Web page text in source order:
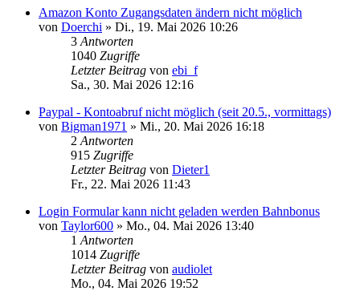
Amazon Konto Zugangsdaten ändern nicht möglich
von Doerchi » Di., 19. Mai 2026 10:26
3 Antworten
1040 Zugriffe
Letzter Beitrag von ebi_f
Sa., 30. Mai 2026 12:16
Paypal - Kontoabruf nicht möglich (seit 20.5., vormittags)
von Bigman1971 » Mi., 20. Mai 2026 16:18
2 Antworten
915 Zugriffe
Letzter Beitrag von Dieter1
Fr., 22. Mai 2026 11:43
Login Formular kann nicht geladen werden Bahnbonus
von Taylor600 » Mo., 04. Mai 2026 13:40
1 Antworten
1014 Zugriffe
Letzter Beitrag von audiolet
Mo., 04. Mai 2026 19:52